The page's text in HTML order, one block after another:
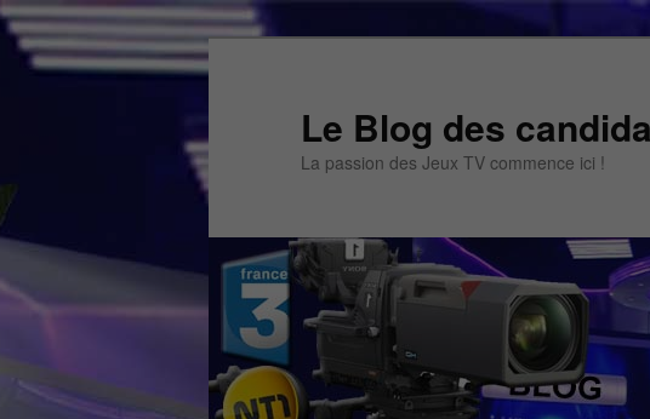
Aller
Aller
Le Blog des
La passion des Jeux TV commence ici !